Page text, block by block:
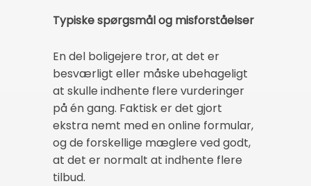
Typiske spørgsmål og misforståelser
En del boligejere tror, at det er
besværligt eller måske ubehageligt
at skulle indhente flere vurderinger
på én gang. Faktisk er det gjort
ekstra nemt med en online formular,
og de forskellige mæglere ved godt,
at det er normalt at indhente flere
tilbud.